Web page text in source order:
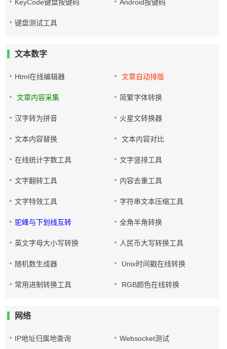
KeyCode键盘按键码 Android按键码
键盘测试工具
文本数字
Html在线编辑器 文章自动排版
文章内容采集 简繁字体转换
汉字转为拼音 火星文转换器
文本内容替换 文本内容对比
在线统计字数工具 文字竖排工具
文字翻转工具 内容去重工具
文字特效工具 字符串文本压缩工具
驼峰与下划线互转 全角半角转换
英文字母大小写转换 人民币大写转换工具
随机数生成器 Unix时间戳在线转换
常用进制转换工具 RGB颜色在线转换
网络
IP地址归属地查询 Websocket测试